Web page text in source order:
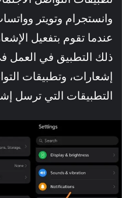
وانستجرام وتويتر
عندما تقوم بتفعيل
ذلك التطبيق في العمل
إشعارات، وتطبيقات
التطبيقات التي ترسل